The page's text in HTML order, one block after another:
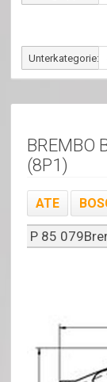
Unterkategorie:
BREMBO
(8P1)
ATE
P 85